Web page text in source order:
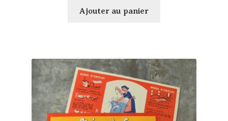
Ajouter au panier